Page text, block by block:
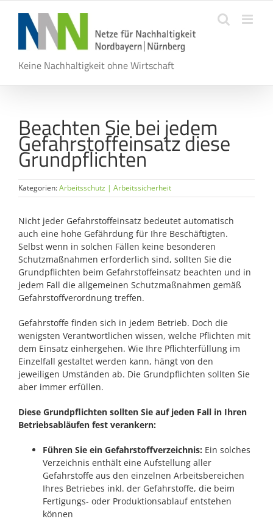
springen
Keine Nachhaltigkeit ohne Wirtschaft
Beachten Sie bei jedem
Gefahrstoffeinsatz diese
Grundpflichten
Kategorien:Arbeitsschutz | Arbeitssicherheit
Nicht jeder Gefahrstoffeinsatz bedeutet automatisch
auch eine hohe Gefährdung für Ihre Beschäftigten.
Selbst wenn in solchen Fällen keine besonderen
Schutzmaßnahmen erforderlich sind, sollten Sie die
Grundpflichten beim Gefahrstoffeinsatz beachten und in
jedem Fall die allgemeinen Schutzmaßnahmen gemäß
Gefahrstoffverordnung treffen.
Gefahrstoffe finden sich in jedem Betrieb. Doch die
wenigsten Verantwortlichen wissen, welche Pflichten mit
dem Einsatz einhergehen. Wie Ihre Pflichterfüllung im
Einzelfall gestaltet werden kann, hängt von den
jeweiligen Umständen ab. Die Grundpflichten sollten Sie
aber immer erfüllen.
Diese Grundpflichten sollten Sie auf jeden Fall in Ihren
Betriebsabläufen fest verankern:
Führen Sie ein Gefahrstoffverzeichnis: Ein solches
Verzeichnis enthält eine Aufstellung aller
Gefahrstoffe aus den einzelnen Arbeitsbereichen
Ihres Betriebes inkl. der Gefahrstoffe, die beim
Fertigungs- oder Produktionsablauf entstehen
können